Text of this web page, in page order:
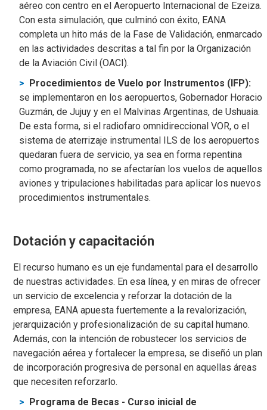
aéreo con centro en el Aeropuerto Internacional de Ezeiza.
Con esta simulación, que culminó con éxito, EANA
completa un hito más de la Fase de Validación, enmarcado
en las actividades descritas a tal fin por la Organización
de la Aviación Civil (OACI).
Procedimientos de Vuelo por Instrumentos (IFP):
se implementaron en los aeropuertos, Gobernador Horacio
Guzmán, de Jujuy y en el Malvinas Argentinas, de Ushuaia.
De esta forma, si el radiofaro omnidireccional VOR, o el
sistema de aterrizaje instrumental ILS de los aeropuertos
quedaran fuera de servicio, ya sea en forma repentina
como programada, no se afectarían los vuelos de aquellos
aviones y tripulaciones habilitadas para aplicar los nuevos
procedimientos instrumentales.
Dotación y capacitación
El recurso humano es un eje fundamental para el desarrollo
de nuestras actividades. En esa línea, y en miras de ofrecer
un servicio de excelencia y reforzar la dotación de la
empresa, EANA apuesta fuertemente a la revalorización,
jerarquización y profesionalización de su capital humano.
Además, con la intención de robustecer los servicios de
navegación aérea y fortalecer la empresa, se diseñó un plan
de incorporación progresiva de personal en aquellas áreas
que necesiten reforzarlo.
Programa de Becas - Curso inicial de